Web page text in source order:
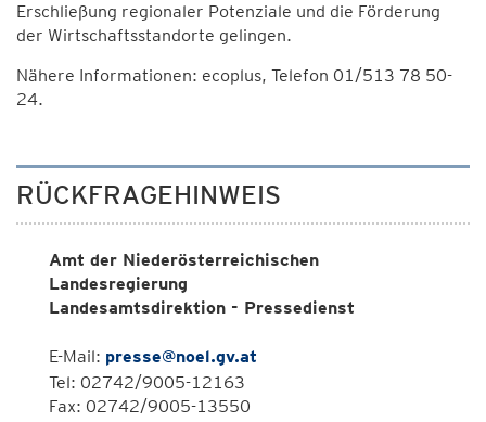
Erschließung regionaler Potenziale und die Förderung
der Wirtschaftsstandorte gelingen.
Nähere Informationen: ecoplus, Telefon 01/513 78 50-
24.
RÜCKFRAGEHINWEIS
Amt der Niederösterreichischen
Landesregierung
Landesamtsdirektion - Pressedienst
E-Mail: presse@noel.gv.at
Tel: 02742/9005-12163
Fax: 02742/9005-13550